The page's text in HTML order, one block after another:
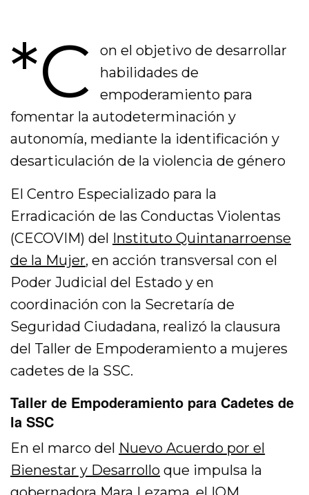
*C
on el objetivo de desarrollar
habilidades de
empoderamiento para
fomentar la autodeterminación y
autonomía, mediante la identificación y
desarticulación de la violencia de género
El Centro Especializado para la
Erradicación de las Conductas Violentas
(CECOVIM) del Instituto Quintanarroense
de la Mujer, en acción transversal con el
Poder Judicial del Estado y en
coordinación con la Secretaría de
Seguridad Ciudadana, realizó la clausura
del Taller de Empoderamiento a mujeres
cadetes de la SSC.
Taller de Empoderamiento para Cadetes de
la SSC
En el marco del Nuevo Acuerdo por el
Bienestar y Desarrollo que impulsa la